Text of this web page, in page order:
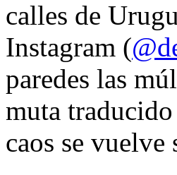
calles de
Instagram (
paredes las
muta
caos se vuelve